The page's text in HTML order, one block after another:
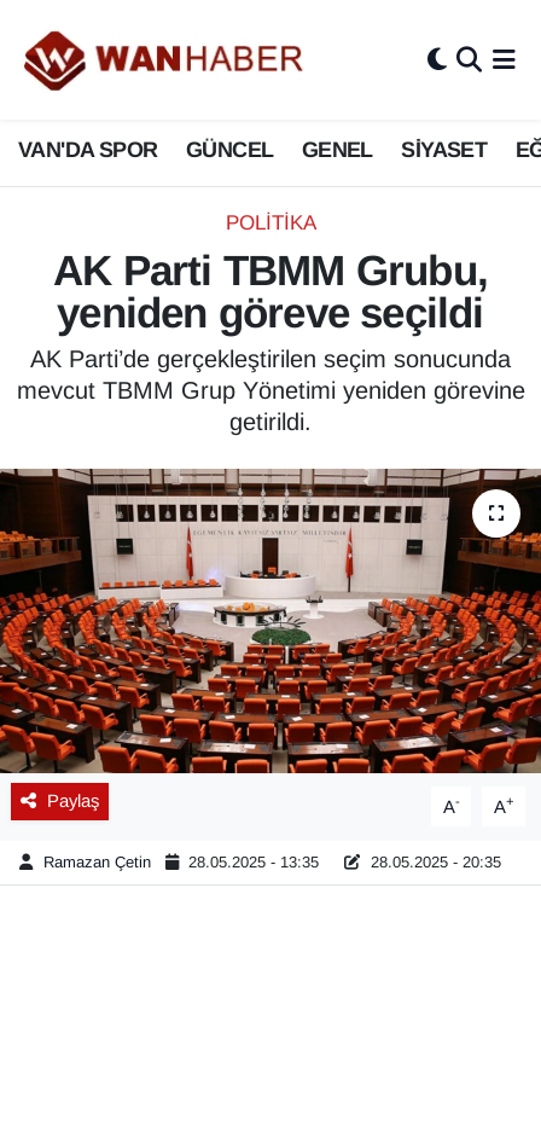
VAN'DA SPOR GÜNCEL GENEL SİYASET
POLİTİKA
AK Parti TBMM Grubu,
yeniden göreve seçildi
AK Parti’de gerçekleştirilen seçim sonucunda
mevcut TBMM Grup Yönetimi yeniden görevine
getirildi.
Paylaş A- A+
Ramazan Çetin 28.05.2025 - 13:35 28.05.2025 - 20:35
3.SAYFA
ASAYİŞ
BİLİM VE TEKNOLOJİ
Biyografi
Bölge Haberleri
ÇEVRE
Dernekler, Odalar
Diğer
DÜNYA
EĞİTİM
EKONOMİ
Emlak
Van Nöbetçi Eczaneler
Van Hava Durumu
Van Namaz Vakitleri
Van Trafik Yoğunluk Haritası
Süper Lig Puan Durumu ve Fikstür
Tüm Manşetler
Haber Arşivi